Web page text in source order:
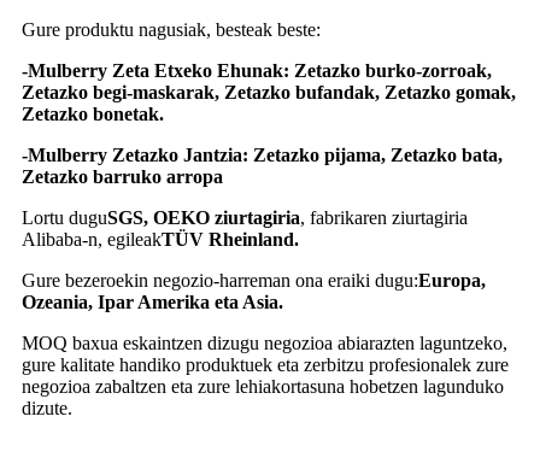
Gure produktu nagusiak, besteak beste:
-Mulberry Zeta Etxeko Ehunak: Zetazko burko-zorroak,
Zetazko begi-maskarak, Zetazko bufandak, Zetazko gomak,
Zetazko bonetak.
-Mulberry Zetazko Jantzia: Zetazko pijama, Zetazko bata,
Zetazko barruko arropa
Lortu duguSGS, OEKO ziurtagiria, fabrikaren ziurtagiria
Alibaba-n, egileakTÜV Rheinland.
Gure bezeroekin negozio-harreman ona eraiki dugu:Europa,
Ozeania, Ipar Amerika eta Asia.
MOQ baxua eskaintzen dizugu negozioa abiarazten laguntzeko,
gure kalitate handiko produktuek eta zerbitzu profesionalek zure
negozioa zabaltzen eta zure lehiakortasuna hobetzen lagunduko
dizute.